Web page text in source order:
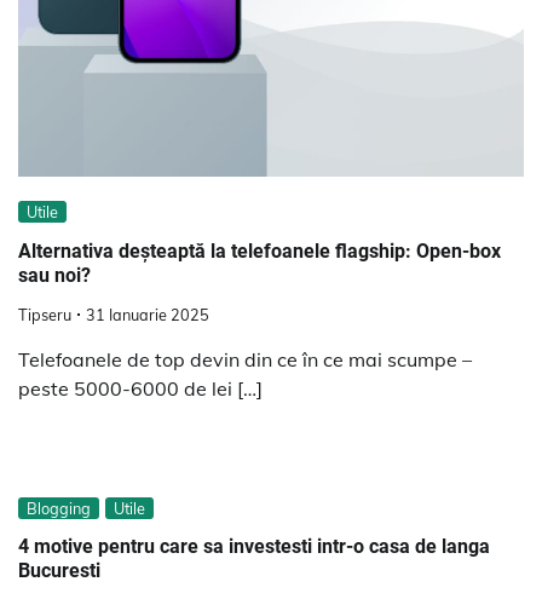
Utile
Alternativa deșteaptă la telefoanele flagship: Open-box
sau noi?
Tipseru 31 Ianuarie 2025
Telefoanele de top devin din ce în ce mai scumpe –
peste 5000-6000 de lei […]
Blogging Utile
4 motive pentru care sa investesti intr-o casa de langa
Bucuresti